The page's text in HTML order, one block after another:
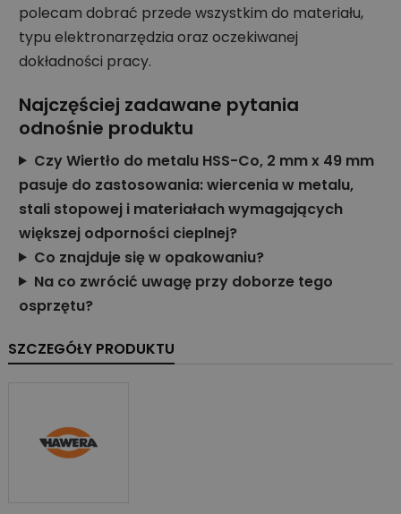
polecam dobrać przede wszystkim do materiału,
typu elektronarzędzia oraz oczekiwanej
dokładności pracy.
Najczęściej zadawane pytania
odnośnie produktu
Czy Wiertło do metalu HSS-Co, 2 mm x 49 mm
pasuje do zastosowania: wiercenia w metalu,
stali stopowej i materiałach wymagających
większej odporności cieplnej?
Co znajduje się w opakowaniu?
Na co zwrócić uwagę przy doborze tego
osprzętu?
SZCZEGÓŁY PRODUKTU